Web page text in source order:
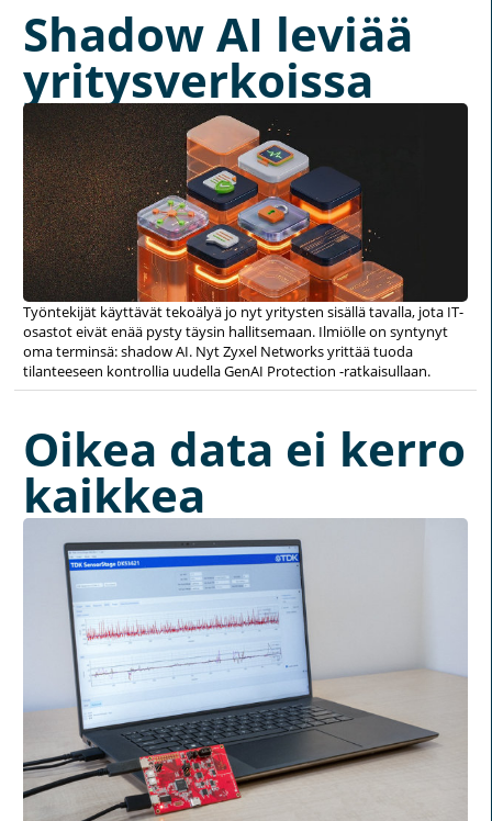
Shadow AI leviää
yritysverkoissa
Työntekijät käyttävät tekoälyä jo nyt yritysten sisällä tavalla, jota IT-
osastot eivät enää pysty täysin hallitsemaan. Ilmiölle on syntynyt
oma terminsä: shadow AI. Nyt Zyxel Networks yrittää tuoda
tilanteeseen kontrollia uudella GenAI Protection -ratkaisullaan.
Oikea data ei kerro
kaikkea